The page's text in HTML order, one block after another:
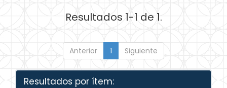
Resultados 1-1 de 1.
Anterior 1 Siguiente
Resultados por ítem: